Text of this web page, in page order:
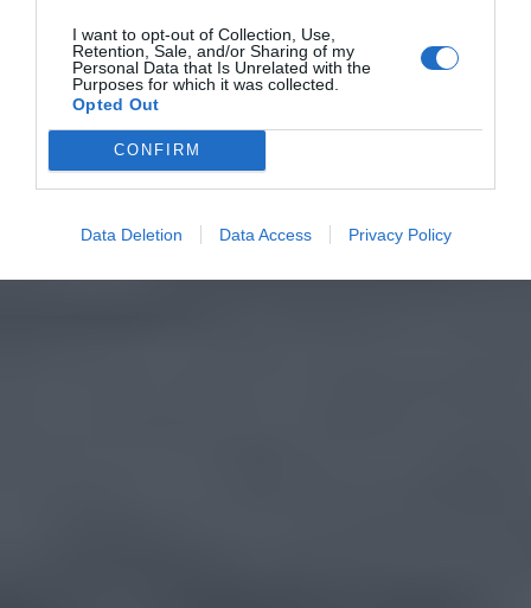
I want to opt-out of Collection, Use,
Retention, Sale, and/or Sharing of my
Personal Data that Is Unrelated with the
Purposes for which it was collected.
Opted Out
CONFIRM
Data Deletion Data Access Privacy Policy